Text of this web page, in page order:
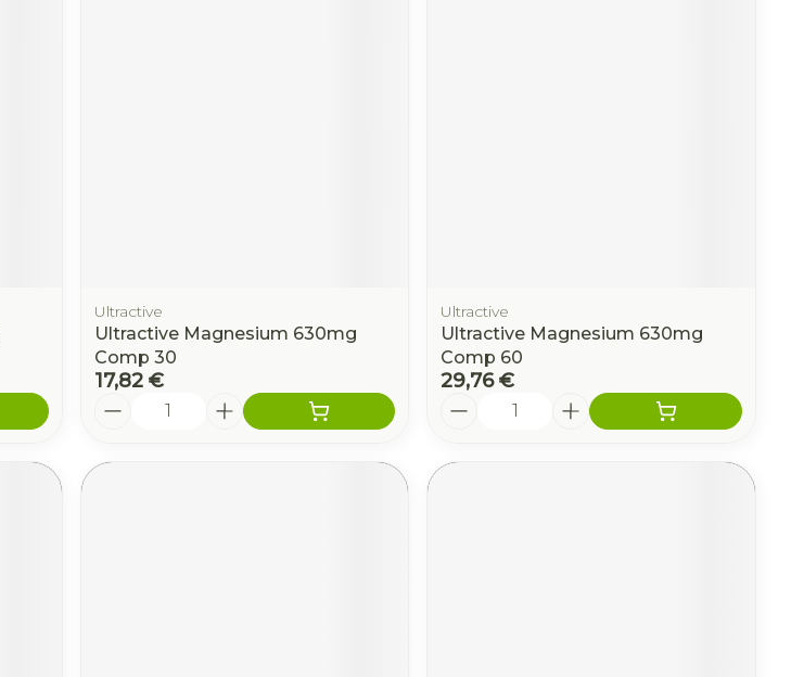
Ultractive
Ultractive Magnesium 630mg
Comp 30
17,82 €
Quantité
Ultractive
Ultractive Magnesium 630mg
Comp 60
29,76 €
Quantité